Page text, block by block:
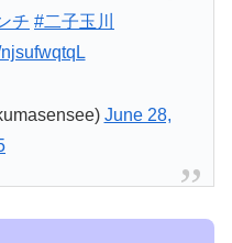
チ #二子玉川
June 28,